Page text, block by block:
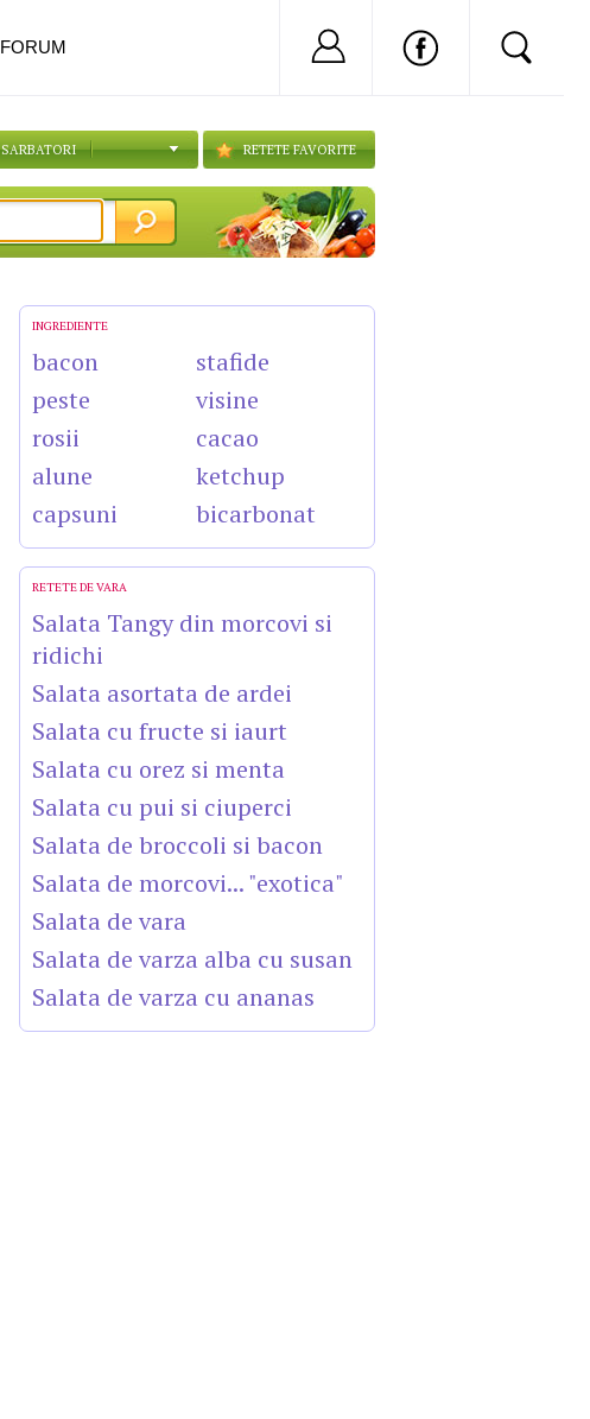
SARBATORI RETETE FAVORITE
INGREDIENTE
bacon
peste
rosii
alune
capsuni
stafide
visine
cacao
ketchup
bicarbonat
RETETE DE VARA
Salata Tangy din morcovi si
ridichi
Salata asortata de ardei
Salata cu fructe si iaurt
Salata cu orez si menta
Salata cu pui si ciuperci
Salata de broccoli si bacon
Salata de morcovi... "exotica"
Salata de vara
Salata de varza alba cu susan
Salata de varza cu ananas
FORUM Nu ai cont?